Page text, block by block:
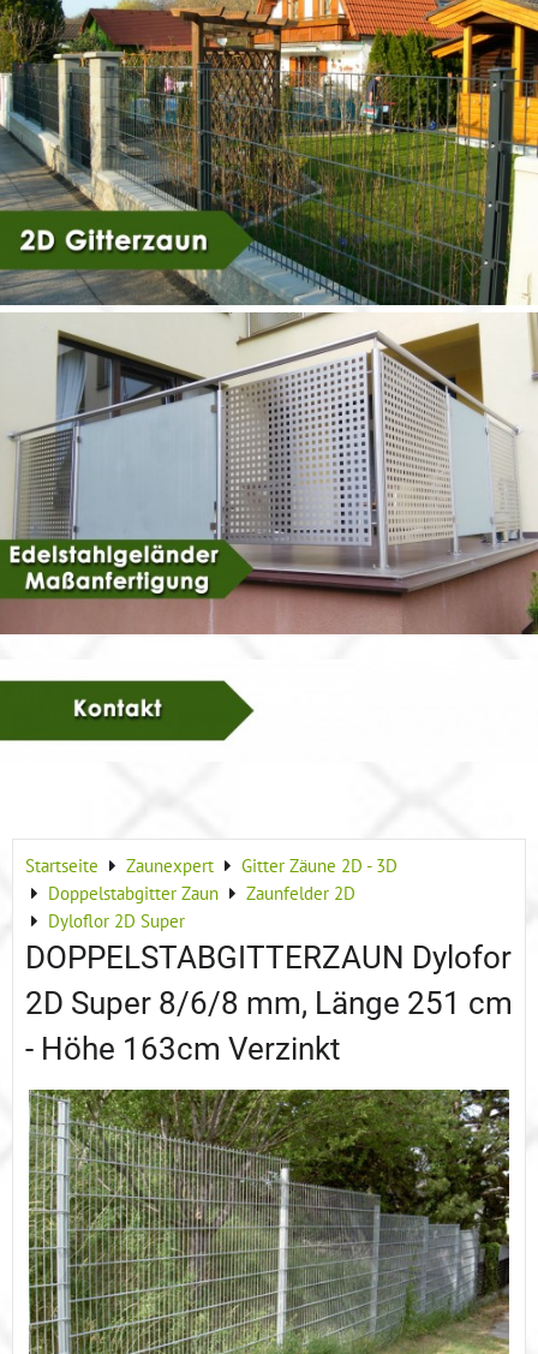
Startseite Zaunexpert
Gitter Zäune 2D - 3D
Doppelstabgitter Zaun
Zaunfelder 2D
Dyloflor 2D Super
DOPPELSTABGITTERZAUN Dylofor
2D Super 8/6/8 mm, Länge 251 cm
- Höhe 163cm Verzinkt